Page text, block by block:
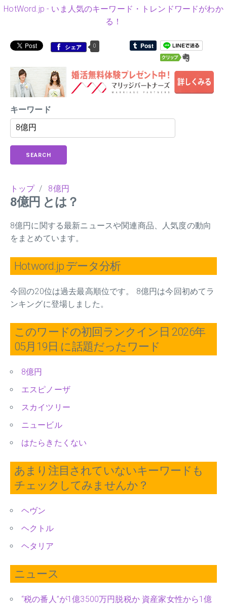
HotWord.jp - いま人気のキーワード・トレンドワードがわか
る！
シェア 0
キーワード
SEARCH
トップ/ 8億円
8億円 とは？
8億円に関する最新ニュースや関連商品、人気度の動向
をまとめています。
Hotword.jp データ分析
今回の20位は過去最高順位です。 8億円は今回初めてラ
ンキングに登場しました。
このワードの初回ランクイン日 2026年
05月19日 に話題だったワード
8億円
エスピノーザ
スカイツリー
ニュービル
はたらきたくない
あまり注目されていないキーワードも
チェックしてみませんか？
ヘヴン
ヘクトル
ヘタリア
ニュース
“税の番人”が1億3500万円脱税か 資産家女性から1億